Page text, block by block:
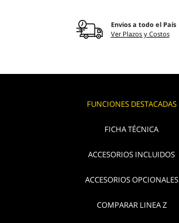
Envios a todo el País
Ver Plazos y Costos
FUNCIONES DESTACADAS
FICHA TÉCNICA
ACCESORIOS INCLUIDOS
ACCESORIOS OPCIONALES
COMPARAR LINEA Z